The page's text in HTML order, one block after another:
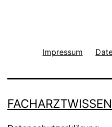
Impressum
FACHARZTWISSEN